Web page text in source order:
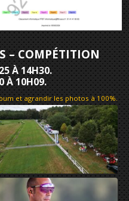
– COMPÉTITION
À 14H30.
À 10H09.
et agrandir les photos à 100%.